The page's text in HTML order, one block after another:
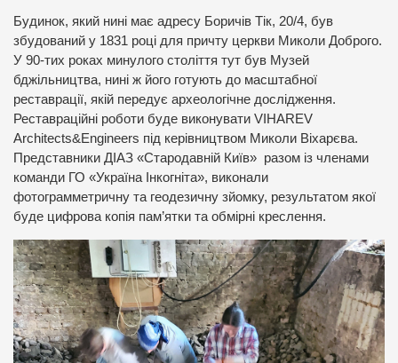
Будинок, який нині має адресу Боричів Тік, 20/4, був
збудований у 1831 році для причту церкви Миколи Доброго.
У 90-тих роках минулого століття тут був Музей
бджільництва, нині ж його готують до масштабної
реставрації, якій передує археологічне дослідження.
Реставраційні роботи буде виконувати VIHAREV
Architects&Engineers під керівництвом Миколи Віхарєва.
Представники ДІАЗ «Стародавній Київ» разом із членами
команди ГО «Україна Інкогніта», виконали
фотограмметричну та геодезичну зйомку, результатом якої
буде цифрова копія пам’ятки та обмірні креслення.